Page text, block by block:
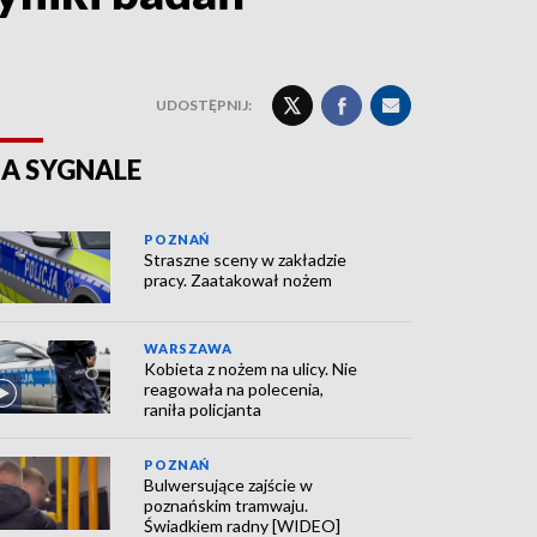
UDOSTĘPNIJ:
SYGNALE
POZNAŃ
Straszne sceny w zakładzie
pracy. Zaatakował nożem
WARSZAWA
Kobieta z nożem na ulicy. Nie
reagowała na polecenia,
raniła policjanta
POZNAŃ
Bulwersujące zajście w
poznańskim tramwaju.
Świadkiem radny [WIDEO]